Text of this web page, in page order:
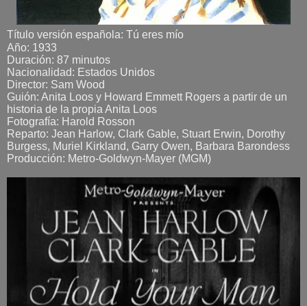
Título versión española: Tú eres mío
Año: 1933
Duración: 87 minutos
Nacionalidad: Estados Unidos
Director: Sam Wood
Guión: Anita Loos y Howard Emmett Rogers a partir de un
historia de la propia Anita Loos
Fotografía: Harold Rosson
Reparto: Jean Harlow, Clark Gable, Stuart Erwin, Dorothy
Burgess, Muriel Kirkland, Garry Owen, Barbara Barondess
Producción: Metro-Goldwyn-Mayer (MGM)